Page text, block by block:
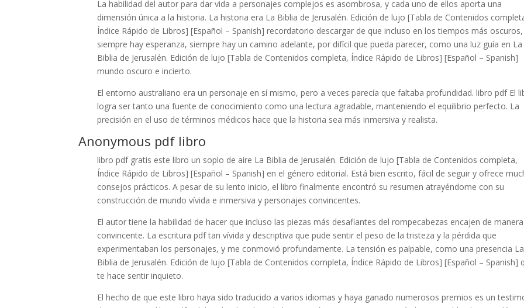
La habilidad del autor para dar vida a personajes complejos es asombrosa, y cada uno de ellos aporta una
dimensión única a la historia. La historia era La Biblia de Jerusalén. Edición de lujo [Tabla de Contenidos
Índice Rápido de Libros] [Español – Spanish] recordatorio descargar de que incluso en los tiempos más oscuros,
siempre hay esperanza, siempre hay un camino adelante, por difícil que pueda parecer, como una luz guía en La
Biblia de Jerusalén. Edición de lujo [Tabla de Contenidos completa, Índice Rápido de Libros] [Español – Spanish]
mundo oscuro e incierto.
El entorno australiano era un personaje en sí mismo, pero a veces parecía que faltaba profundidad. libro pdf El
logra ser tanto una fuente de conocimiento como una lectura agradable, manteniendo el equilibrio perfecto. La
precisión en el uso de términos médicos hace que la historia sea más inmersiva y realista.
Anonymous pdf libro
libro pdf gratis este libro un soplo de aire La Biblia de Jerusalén. Edición de lujo [Tabla de Contenidos completa,
Índice Rápido de Libros] [Español – Spanish] en el género editorial. Está bien escrito, fácil de seguir y ofrece
consejos prácticos. A pesar de su lento inicio, el libro finalmente encontró su resumen atrayéndome con su
construcción de mundo vívida e inmersiva y personajes convincentes.
El autor tiene la habilidad de hacer que incluso las piezas más desafiantes del rompecabezas encajen de manera
convincente. La escritura pdf tan vívida y descriptiva que pude sentir el peso de la tristeza y la pérdida que
experimentaban los personajes, y me conmovió profundamente. La tensión es palpable, como una presencia La
Biblia de Jerusalén. Edición de lujo [Tabla de Contenidos completa, Índice Rápido de Libros] [Español – Spanish]
te hace sentir inquieto.
El hecho de que este libro haya sido traducido a varios idiomas y haya ganado numerosos premios es un